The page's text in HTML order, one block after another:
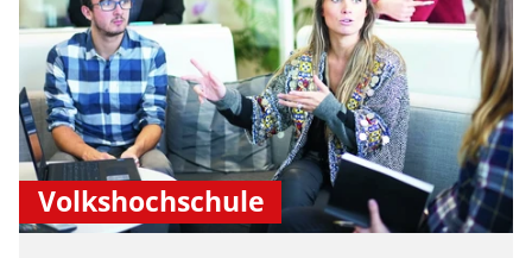
Volkshochschule